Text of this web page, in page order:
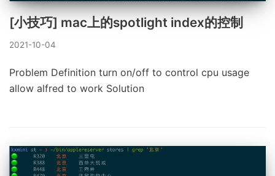
[小技巧] mac上的spotlight index的控制
2021-10-04
Problem Definition turn on/off to control cpu usage
allow alfred to work Solution